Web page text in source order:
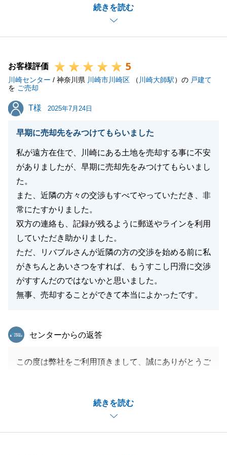
続きを読む
調整等を入念に行う事で安心してご決済を迎えていた
だけておりましたら幸いでございます。
戸建てへのお住み替えという事で今後リフォームなど
ざいます。
弊社が生涯のパートナーとしてＩ様のサポートをお約
束いたします。
それでは引き続きどうぞよろしくお願い申し上げま
閉じる
お客様評価 5
川崎センター / 神奈川県 川崎市川崎区 （ 川崎大師駅）の 戸建て
を ご売却
T様
T様 2025年7月24日
早期に売却先をみつけてもらいました
私が遠方在住で、川崎にある土地を売却する事に不安
がありましたが、早期に売却先をみつけてもらいまし
た。
また、近隣の方々の交渉もすべてやっていただき、非
常にたすかりました。
双方の連絡も、記録が残るように郵送やラインを利用
していただき助かりました。
ただ、リバブルさんが近隣の方の交渉を始める前に私
がきちんとあいさつをすれば、もうすこし円滑に交渉
がすすんだのではないかと思いました。
無事、売却することができて本当によかったです。
続きを読む
東急リバブル
センターからの返答
この度は弊社をご利用頂きまして、誠にありがとうご
様がすぐにご対応していただけたからこそです。
お忙しい中いつもご対応いただきまして、ありがとう
ございました。